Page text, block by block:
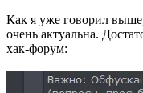
Как я уже говорил
очень актуальна.
хак-форум: